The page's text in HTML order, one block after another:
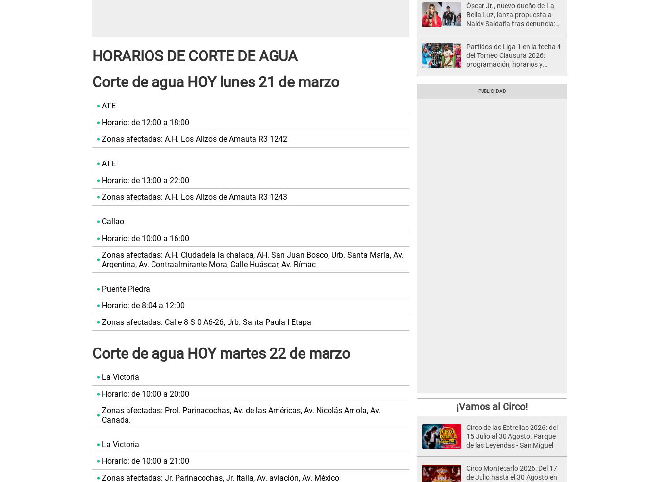
HORARIOS DE CORTE DE AGUA
Corte de agua HOY lunes 21 de marzo
ATE
Horario: de 12:00 a 18:00
Zonas afectadas: A.H. Los Alizos de Amauta R3 1242
ATE
Horario: de 13:00 a 22:00
Zonas afectadas: A.H. Los Alizos de Amauta R3 1243
Callao
Horario: de 10:00 a 16:00
Zonas afectadas: A.H. Ciudadela la chalaca, AH. San Juan Bosco, Urb. Santa María, Av.
Argentina, Av. Contraalmirante Mora, Calle Huáscar, Av. Rímac
Puente Piedra
Horario: de 8:04 a 12:00
Zonas afectadas: Calle 8 S 0 A6-26, Urb. Santa Paula I Etapa
Corte de agua HOY martes 22 de marzo
La Victoria
Horario: de 10:00 a 20:00
Zonas afectadas: Prol. Parinacochas, Av. de las Américas, Av. Nicolás Arriola, Av.
Canadá.
La Victoria
Horario: de 10:00 a 21:00
Zonas afectadas: Jr. Parinacochas, Jr. Italia, Av. aviación, Av. México
Óscar Jr., nuevo dueño de La
Bella Luz, lanza propuesta a
Naldy Saldaña tras denuncia:
Partidos de Liga 1 en la fecha 4
del Torneo Clausura 2026:
programación, horarios y
¡Vamos al Circo!
Circo de las Estrellas 2026: del
15 Julio al 30 Agosto. Parque
de las Leyendas - San Miguel
Circo Montecarlo 2026: Del 17
de Julio hasta el 30 Agosto en